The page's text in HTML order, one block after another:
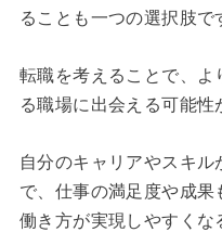
ることも一つの選択肢で
転職を考えることで、
る職場に出会える可能性
自分のキャリアやスキル
で、仕事の満足度や成果
働き方が実現しやすくな